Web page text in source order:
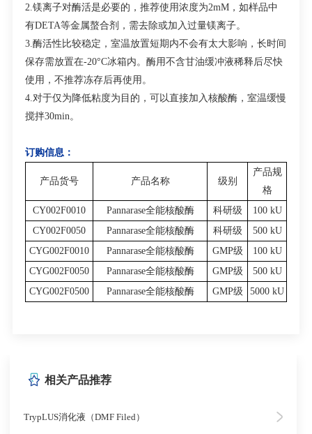
2. 镁离子对酶活是必要的，推荐使用浓度为2mM ，如样品中
有DETA等金属螯合剂，需去除或加入过量镁离子。
3. 酶活性比较稳定，室温放置短期内不会有太大影响，长时间
保存需放置在-20°C冰箱内。酶用不含甘油缓冲液稀释后尽快
使用，不推荐冻存后再使用。
4. 对于仅为降低粘度为目的，可以直接加入核酸酶，室温缓慢
搅拌30min 。
订购信息：
产品货号 产品名称 级别
产品规
格
CY002F0010
Pannarase全能核酸酶 科研级
100 kU
CY002F0050
Pannarase全能核酸酶 科研级
500 kU
CYG002F0010
Pannarase全能核酸酶 GMP级
100 kU
CYG002F0050
Pannarase全能核酸酶 GMP级
500 kU
CYG002F0500
Pannarase全能核酸酶 GMP级 5000 kU
相关产品推荐
TrypLUS消化液（DMF Filed）